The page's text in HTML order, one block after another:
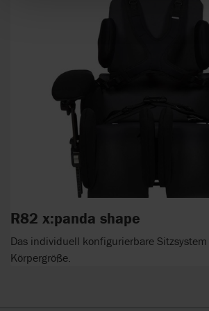
R82 x:panda shape
Das individuell konfigurierbare
Körpergröße.